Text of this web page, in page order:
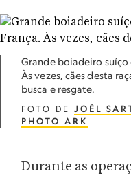
Grande boiadeiro suíço
Às vezes, cães desta
busca e resgate.
FOTO DE JOËL
PHOTO ARK
Durante as